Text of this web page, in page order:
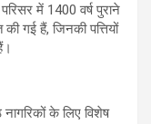
में 1400 वर्ष पुराने
गई हैं, जिनकी पत्तियों
के लिए विशेष